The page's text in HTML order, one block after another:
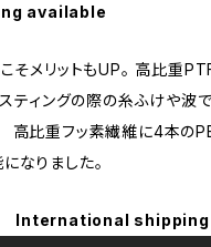
available
そメリットもUP。 高比重
ティングの際の糸ふけや
比重フッ素繊維に4本の
なりました。
International